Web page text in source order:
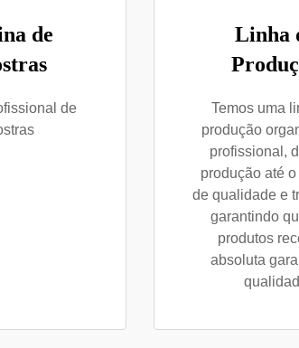
de
de
Linha
Temos uma
produção
profissional,
produção até
de qualidade e
garantindo
produtos
absoluta